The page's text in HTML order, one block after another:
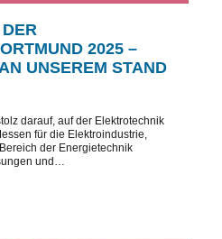
2025 –
UNSEREM STAND
darauf, auf der Elektrotechnik
für die Elektroindustrie,
der Energietechnik
und…